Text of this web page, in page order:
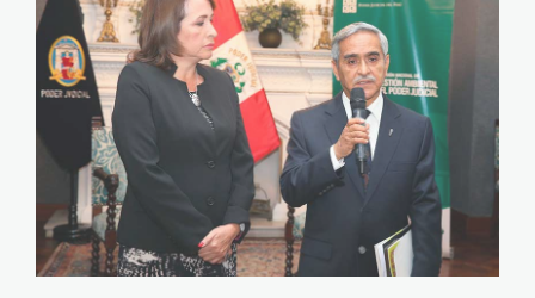
minam-y-poder-
judicial—PJ